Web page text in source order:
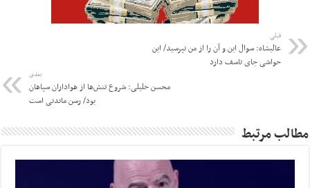
قبلی
عالیشاه: سوال این و آن را از من نپرسید/ این
حواشی جای تاسف دارد
بعدی
محسن خلیلی: شروع تنش‌ها از هواداران سپاهان
بود/ رسن ماندنی است
مطالب مرتبط